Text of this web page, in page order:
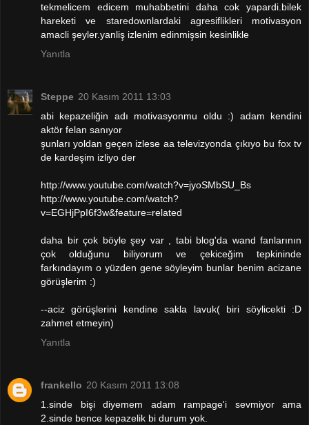
tekmelicem edicem muhabbetini daha cok yapardi.bilek
hareketi ve staredownlardaki agresiflikleri motivasyon
amacli şeyler.yanliş izlenim edinmişsin kesinlikle
Yanıtla
Steppe 20 Kasım 2011 13:03
abi kepazeliğin adı motivasyonmu oldu :) adam kendini
aktör felan sanıyor
şunları yoldan geçen izlese aa televizyonda çıkıyo bu fox tv
de kardeşim izliyo der
http://www.youtube.com/watch?v=jyoSMbSU_Bs
http://www.youtube.com/watch?
v=EGHjPpI6f3w&feature=related
daha bir çok böyle şey var , tabi blog'da wand fanlarının
çok olduğunu biliyorum ve çekiceğim tepkininde
farkındayım o yüzden gene söyleyim bunlar benim acizane
görüşlerim :)
--aciz görüşlerini kendine sakla lavuk( biri söylicekti :D
zahmet etmeyin)
Yanıtla
frankello 20 Kasım 2011 13:08
1.sinde bişi diyemem adam rampage'i sevmiyor ama
2.sinde bence kepazelik bi durum yok.